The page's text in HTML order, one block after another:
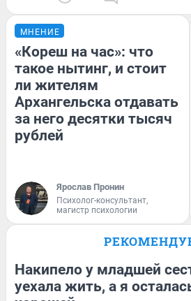
МНЕНИЕ
«Кореш на час»: что
такое нытинг, и стоит
ли жителям
Архангельска отдавать
за него десятки тысяч
рублей
Ярослав Пронин
Психолог-консультант,
магистр психологии
Накипело у младшей
уехала жить, а я